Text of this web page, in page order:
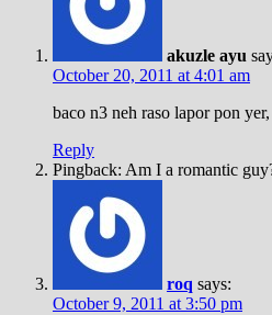
akuzle ayu
October 20, 2011 at 4:01 am
baco n3 neh raso lapor pon
Reply
Pingback: Am I a romantic
roq says:
October 9, 2011 at 3:50 pm